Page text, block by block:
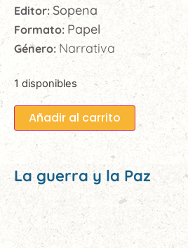
Editor:Sopena
Formato: Papel
Género:Narrativa
1 disponibles
Añadir al carrito
La guerra y la Paz